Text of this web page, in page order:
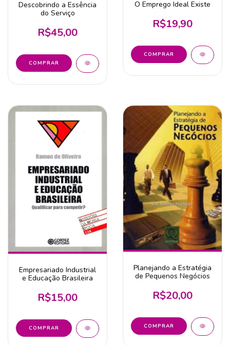
Descobrindo a Essência
do Serviço
R$45,00
O Emprego Ideal Existe
R$19,90
Empresariado Industrial
e Educação Brasileira
R$15,00
Planejando a Estratégia
de Pequenos Negócios
R$20,00